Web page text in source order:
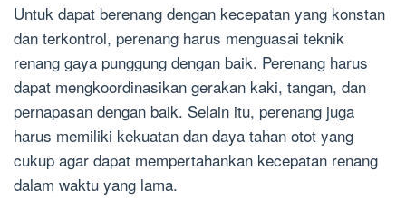
Untuk dapat berenang dengan kecepatan yang konstan
dan terkontrol, perenang harus menguasai teknik
renang gaya punggung dengan baik. Perenang harus
dapat mengkoordinasikan gerakan kaki, tangan, dan
pernapasan dengan baik. Selain itu, perenang juga
harus memiliki kekuatan dan daya tahan otot yang
cukup agar dapat mempertahankan kecepatan renang
dalam waktu yang lama.